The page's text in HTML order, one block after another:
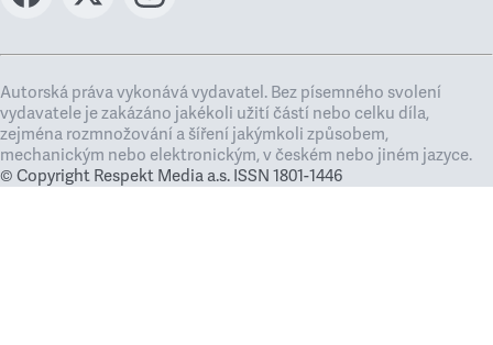
Autorská práva vykonává vydavatel. Bez písemného svolení
vydavatele je zakázáno jakékoli užití částí nebo celku díla,
zejména rozmnožování a šíření jakýmkoli způsobem,
mechanickým nebo elektronickým, v českém nebo jiném jazyce.
© Copyright Respekt Media a.s. ISSN 1801-1446